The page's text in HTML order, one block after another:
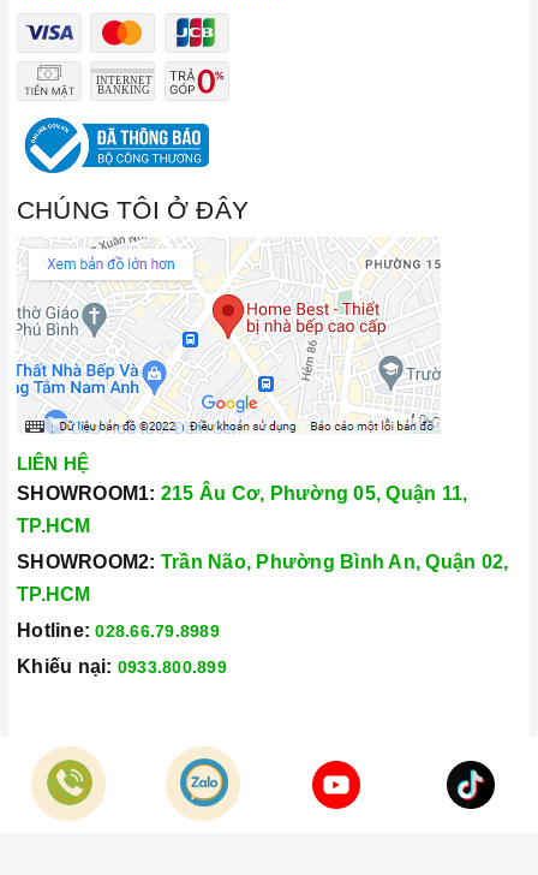
CHÚNG TÔI Ở ĐÂY
LIÊN HỆ
SHOWROOM1: 215 Âu Cơ, Phường 05, Quận 11,
TP.HCM
SHOWROOM2: Trần Não, Phường Bình An, Quận 02,
TP.HCM
Hotline: 028.66.79.8989
Khiếu nại: 0933.800.899
© Bản quyền thuộc vềCông Ty TNHH Home Best Việt Nam
Cung cấp bởi
Sapo